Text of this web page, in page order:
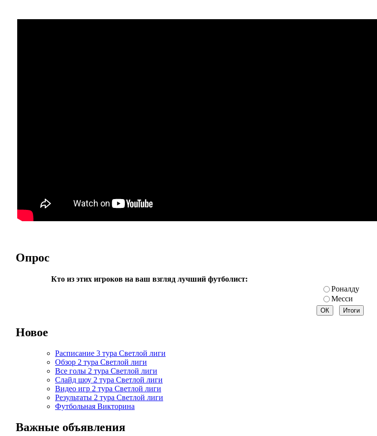
Опрос
Кто из этих игроков на ваш взгляд лучший футболист:
Роналду
Месси
Новое
Расписание 3 тура Светлой лиги
Обзор 2 тура Светлой лиги
Все голы 2 тура Светлой лиги
Слайд шоу 2 тура Светлой лиги
Видео игр 2 тура Светлой лиги
Результаты 2 тура Светлой лиги
Футбольная Викторина
Важные объявления